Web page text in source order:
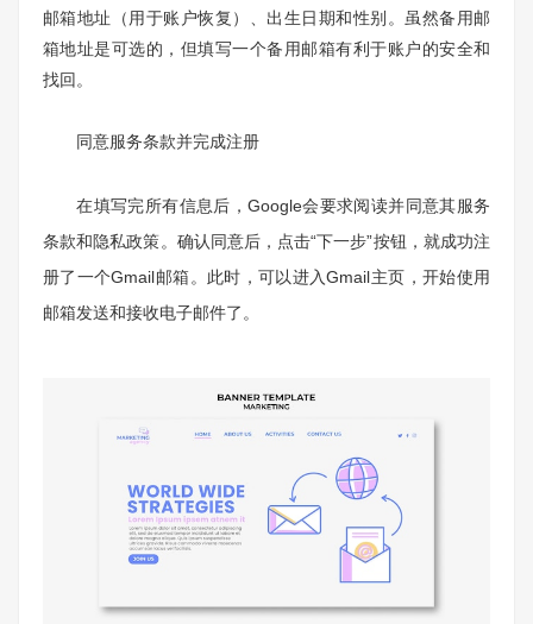
邮箱地址（用于账户恢复）、出生日期和性别。虽然备用邮
箱地址是可选的，但填写一个备用邮箱有利于账户的安全和
找回。
同意服务条款并完成注册
在填写完所有信息后，Google会要求阅读并同意其服务
条款和隐私政策。确认同意后，点击“下一步”按钮，就成功注
册了一个Gmail邮箱。此时，可以进入Gmail主页，开始使用
邮箱发送和接收电子邮件了。